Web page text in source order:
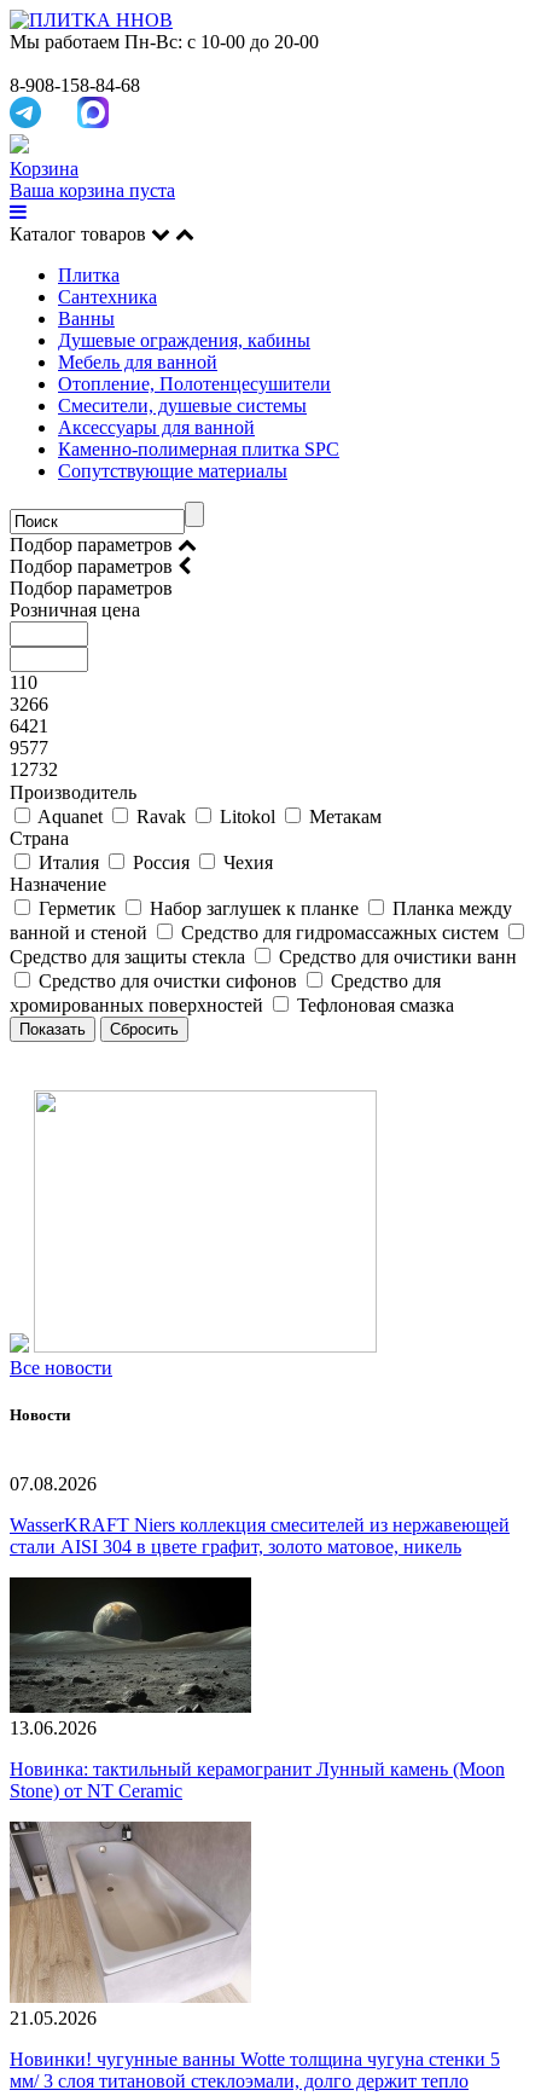
Мы работаем Пн-Вс: с 10-00 до 20-00
8-908-158-84-68
Корзина
Ваша корзина пуста
Каталог товаров
Плитка
Сантехника
Ванны
Душевые ограждения, кабины
Мебель для ванной
Отопление, Полотенцесушители
Смесители, душевые системы
Аксессуары для ванной
Каменно-полимерная плитка SPC
Сопутствующие материалы
Подбор параметров
Подбор параметров
Подбор параметров
Розничная цена
110
3266
6421
9577
12732
Производитель
Aquanet
Ravak Litokol
Метакам
Страна
Италия
Россия
Чехия
Назначение
Герметик
Набор заглушек к планке
Планка между
ванной и стеной
Средство для гидромассажных систем
Средство для защиты стекла
Средство для очистики ванн
Средство для очистки сифонов
Средство для
хромированных поверхностей
Тефлоновая смазка
Все новости
Новости
07.08.2026
WasserKRAFT Niers коллекция смесителей из нержавеющей
стали AISI 304 в цвете графит, золото матовое, никель
13.06.2026
Новинка: тактильный керамогранит Лунный камень (Moon
Stone) от NT Ceramic
21.05.2026
Новинки! чугунные ванны Wotte толщина чугуна стенки 5
мм/ 3 слоя титановой стеклоэмали, долго держит тепло